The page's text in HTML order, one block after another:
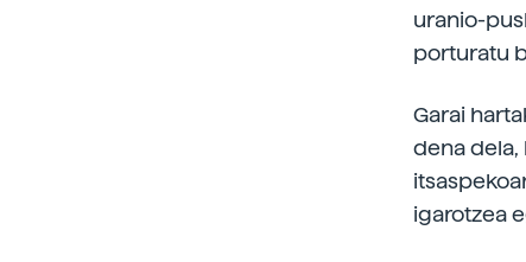
uranio-
porturatu
Garai
dena dela,
igarotzea